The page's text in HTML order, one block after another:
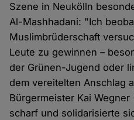
Szene in Neukölln
Al-Mashhadani: "Ich
Muslimbrüderschaft
Leute zu gewinnen –
der Grünen-Jugend oder
dem vereitelten Anschlag
Bürgermeister Kai
scharf und solidarisierte